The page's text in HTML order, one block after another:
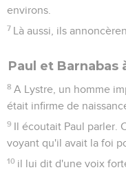
environs.
7 Là aussi, ils
Paul et Barnabas
8 A Lystre, un homme
était infirme de
9 Il écoutait Paul parler.
voyant qu'il avait la foi
10 il lui dit d'une voix